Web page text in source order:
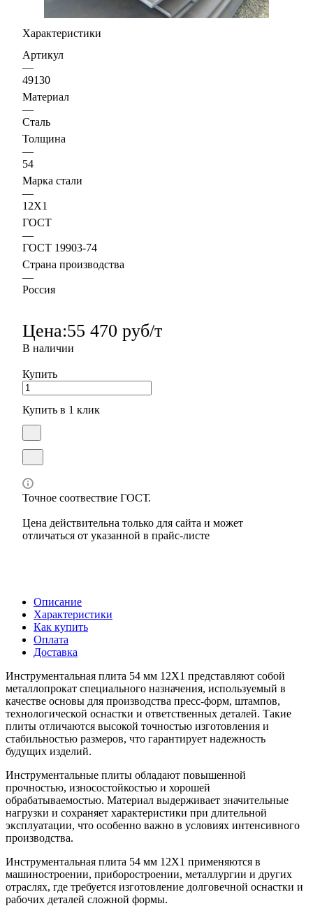
Характеристики
Артикул
—
49130
Материал
—
Сталь
Толщина
—
54
Марка стали
—
12Х1
ГОСТ
—
ГОСТ 19903-74
Страна производства
—
Россия
Цена:55 470 руб/т
В наличии
Купить
Купить в 1 клик
Точное соотвествие ГОСТ.
Цена действительна только для сайта и может
отличаться от указанной в прайс-листе
Описание
Характеристики
Как купить
Оплата
Доставка
Инструментальная плита 54 мм 12Х1 представляют собой
металлопрокат специального назначения, используемый в
качестве основы для производства пресс-форм, штампов,
технологической оснастки и ответственных деталей. Такие
плиты отличаются высокой точностью изготовления и
стабильностью размеров, что гарантирует надежность
будущих изделий.
Инструментальные плиты обладают повышенной
прочностью, износостойкостью и хорошей
обрабатываемостью. Материал выдерживает значительные
нагрузки и сохраняет характеристики при длительной
эксплуатации, что особенно важно в условиях интенсивного
производства.
Инструментальная плита 54 мм 12Х1 применяются в
машиностроении, приборостроении, металлургии и других
отраслях, где требуется изготовление долговечной оснастки и
рабочих деталей сложной формы.